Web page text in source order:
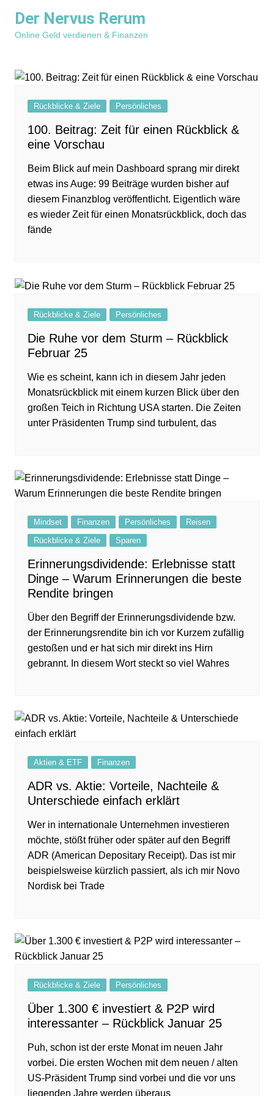
Inhalt
springen
Der Nervus Rerum
Online Geld verdienen & Finanzen
Rückblicke & Ziele Persönliches
100. Beitrag: Zeit für einen Rückblick &
eine Vorschau
Beim Blick auf mein Dashboard sprang mir direkt
etwas ins Auge: 99 Beiträge wurden bisher auf
diesem Finanzblog veröffentlicht. Eigentlich wäre
es wieder Zeit für einen Monatsrückblick, doch das
fände
Rückblicke & Ziele Persönliches
Die Ruhe vor dem Sturm – Rückblick
Februar 25
Wie es scheint, kann ich in diesem Jahr jeden
Monatsrückblick mit einem kurzen Blick über den
großen Teich in Richtung USA starten. Die Zeiten
unter Präsidenten Trump sind turbulent, das
Mindset Finanzen Persönliches
Reisen
Rückblicke & Ziele
Sparen
Erinnerungsdividende: Erlebnisse statt
Dinge – Warum Erinnerungen die beste
Rendite bringen
Über den Begriff der Erinnerungsdividende bzw.
der Erinnerungsrendite bin ich vor Kurzem zufällig
gestoßen und er hat sich mir direkt ins Hirn
gebrannt. In diesem Wort steckt so viel Wahres
Aktien & ETF Finanzen
ADR vs. Aktie: Vorteile, Nachteile &
Unterschiede einfach erklärt
Wer in internationale Unternehmen investieren
möchte, stößt früher oder später auf den Begriff
ADR (American Depositary Receipt). Das ist mir
beispielsweise kürzlich passiert, als ich mir Novo
Nordisk bei Trade
Rückblicke & Ziele Persönliches
Über 1.300 € investiert & P2P wird
interessanter – Rückblick Januar 25
Puh, schon ist der erste Monat im neuen Jahr
vorbei. Die ersten Wochen mit dem neuen / alten
US-Präsident Trump sind vorbei und die vor uns
liegenden Jahre werden überaus